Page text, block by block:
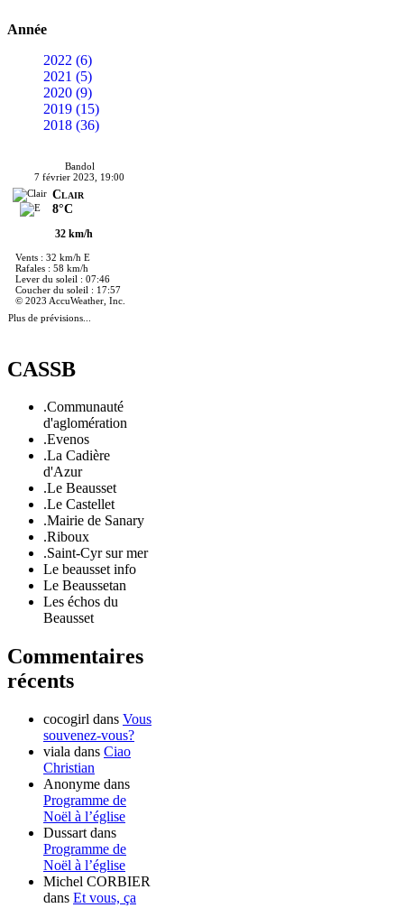
Année
2022 (6)
2021 (5)
2020 (9)
2019 (15)
2018 (36)
Bandol
7 février 2023, 19:00
Clair
8°C
32 km/h
Vents : 32 km/h E
Rafales : 58 km/h
Lever du soleil : 07:46
Coucher du soleil : 17:57
© 2023 AccuWeather, Inc.
Plus de prévisions...
CASSB
.Communauté
d'aglomération
.Evenos
.La Cadière
d'Azur
.Le Beausset
.Le Castellet
.Mairie de Sanary
.Riboux
.Saint-Cyr sur mer
Le beausset info
Le Beaussetan
Les échos du
Beausset
Commentaires
récents
cocogirl dans Vous
souvenez-vous?
viala dans Ciao
Christian
Anonyme dans
Programme de
Noël à l’église
Dussart dans
Programme de
Noël à l’église
Michel CORBIER
dans Et vous, ça